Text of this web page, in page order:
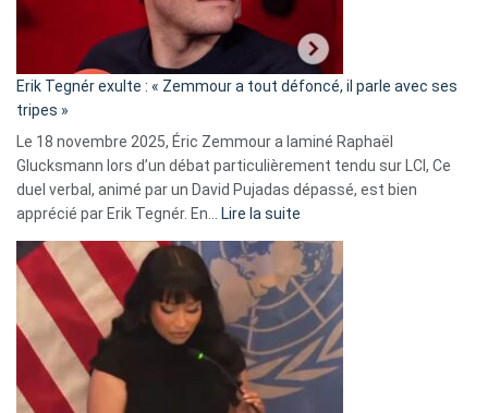
«
C’est
fake
news
»
Erik Tegnér exulte : « Zemmour a tout défoncé, il parle avec ses
tripes »
Le 18 novembre 2025, Éric Zemmour a laminé Raphaël
Glucksmann lors d’un débat particulièrement tendu sur LCI, Ce
duel verbal, animé par un David Pujadas dépassé, est bien
apprécié par Erik Tegnér. En… Lire la suite
Tegnér
exulte
« Zemmour
a
tout